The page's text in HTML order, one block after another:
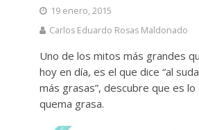
19 enero, 2015
Carlos Eduardo Rosas Maldonado
Uno de los mitos más grandes
hoy en día, es el que dice “al
más grasas”, descubre que es
quema grasa.